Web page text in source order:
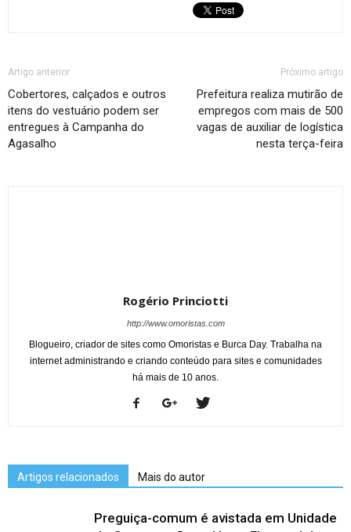
Artigo anterior
Cobertores, calçados e outros
itens do vestuário podem ser
entregues à Campanha do
Agasalho
Próximo artigo
Prefeitura realiza mutirão de
empregos com mais de 500
vagas de auxiliar de logística
nesta terça-feira
Rogério Princiotti
http://www.omoristas.com
Blogueiro, criador de sites como Omoristas e Burca Day. Trabalha na
internet administrando e criando conteúdo para sites e comunidades
há mais de 10 anos.
Artigos relacionados Mais do autor
Preguiça-comum é avistada em Unidade